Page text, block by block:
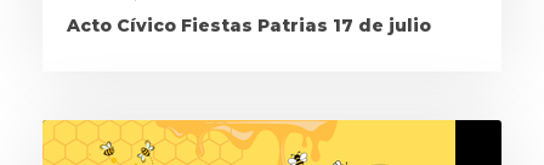
Acto Cívico Fiestas Patrias 17 de julio